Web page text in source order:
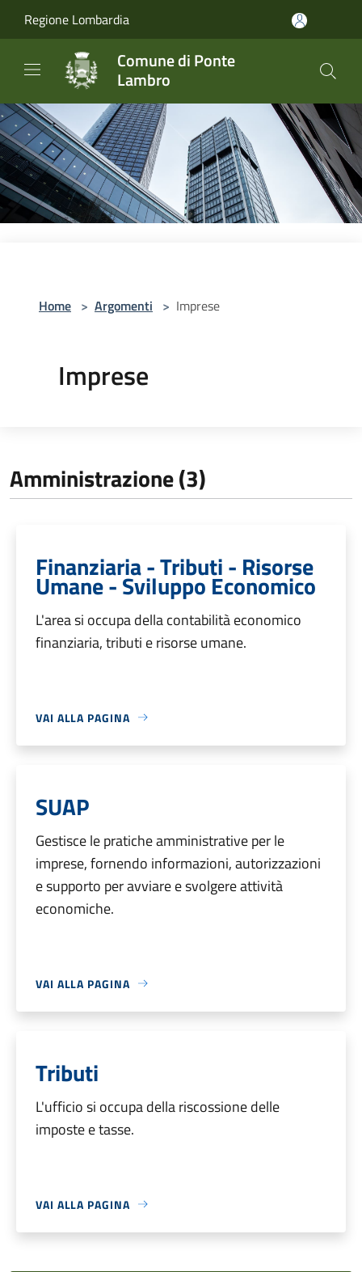
Regione Lombardia
Comune di Ponte
Lambro
Home > Argomenti > Imprese
Imprese
Amministrazione (3)
Finanziaria - Tributi - Risorse
Umane - Sviluppo Economico
L'area si occupa della contabilità economico
finanziaria, tributi e risorse umane.
VAI ALLA PAGINA
SUAP
Gestisce le pratiche amministrative per le
imprese, fornendo informazioni, autorizzazioni
e supporto per avviare e svolgere attività
economiche.
VAI ALLA PAGINA
Tributi
L'ufficio si occupa della riscossione delle
imposte e tasse.
VAI ALLA PAGINA